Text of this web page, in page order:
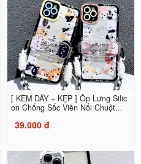
[ KÈM DÂY + KẸP ] Ốp Lưng Silic
on Chống Sốc Viền Nổi Chuột...
39.000 đ